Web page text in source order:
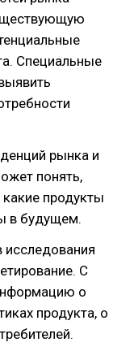
Специальные
рынка и
понять,
продукты
в будущем.
С
о
продукта, о